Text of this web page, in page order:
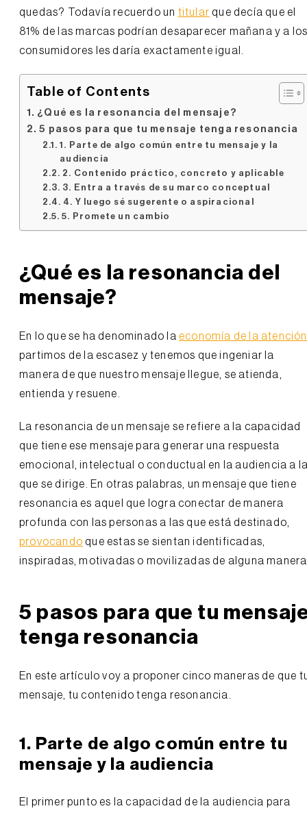
quedas? Todavía recuerdo un titular que decía que el
81% de las marcas podrían desaparecer mañana y a
consumidores les daría exactamente igual.
Table of Contents
¿Qué es la resonancia del mensaje?
5 pasos para que tu mensaje tenga resonancia
1. Parte de algo común entre tu mensaje y la
audiencia
2. Contenido práctico, concreto y aplicable
3. Entra a través de su marco conceptual
4. Y luego sé sugerente o aspiracional
5. Promete un cambio
¿Qué es la resonancia del
mensaje?
En lo que se ha denominado la economía de la atención
partimos de la escasez y tenemos que ingeniar la
manera de que nuestro mensaje llegue, se atienda,
entienda y resuene.
La resonancia de un mensaje se refiere a la capacidad
que tiene ese mensaje para generar una respuesta
emocional, intelectual o conductual en la audiencia a
que se dirige. En otras palabras, un mensaje que tiene
resonancia es aquel que logra conectar de manera
profunda con las personas a las que está destinado,
provocando que estas se sientan identificadas,
inspiradas, motivadas o movilizadas de alguna
5 pasos para que tu
tenga resonancia
En este artículo voy a proponer cinco maneras de que
mensaje, tu contenido tenga resonancia.
1. Parte de algo común entre tu
mensaje y la audiencia
El primer punto es la capacidad de la audiencia para